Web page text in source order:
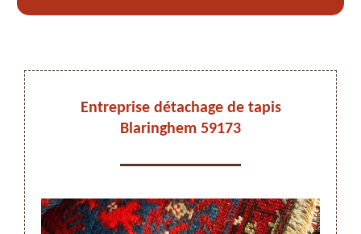
Entreprise détachage de tapis
Blaringhem 59173